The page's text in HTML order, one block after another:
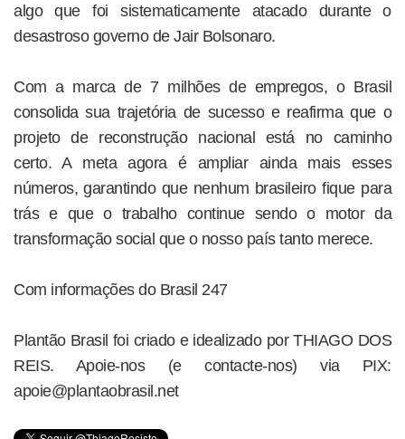
algo que foi sistematicamente atacado durante o
desastroso governo de Jair Bolsonaro.
Com a marca de 7 milhões de empregos, o Brasil
consolida sua trajetória de sucesso e reafirma que o
projeto de reconstrução nacional está no caminho
certo. A meta agora é ampliar ainda mais esses
números, garantindo que nenhum brasileiro fique para
trás e que o trabalho continue sendo o motor da
transformação social que o nosso país tanto merece.
Com informações do Brasil 247
Plantão Brasil foi criado e idealizado por THIAGO DOS
REIS. Apoie-nos (e contacte-nos) via PIX:
apoie@plantaobrasil.net